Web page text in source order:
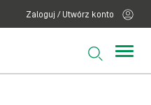
Zaloguj / Utwórz konto